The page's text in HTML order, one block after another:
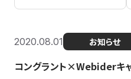
2020.08.01 お知らせ
コングラント×Webiderキ